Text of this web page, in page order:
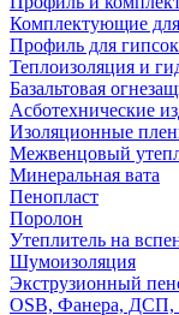
Комплектующие
Профиль для
Теплоизоляция и
Базальтовая
Асботехнические
Изоляционные
Межвенцовый
Минеральная вата
Пенопласт
Поролон
Утеплитель на
Шумоизоляция
Экструзионный
OSB, Фанера,